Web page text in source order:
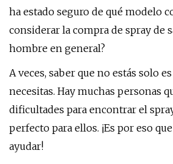
ha estado seguro de qué modelo
considerar la compra de spray de
hombre en general?
A veces, saber que no estás solo
necesitas. Hay muchas personas
dificultades para encontrar el
perfecto para ellos. ¡Es por eso
ayudar!